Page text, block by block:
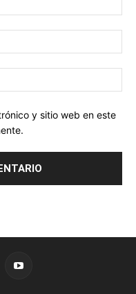
y sitio web en este